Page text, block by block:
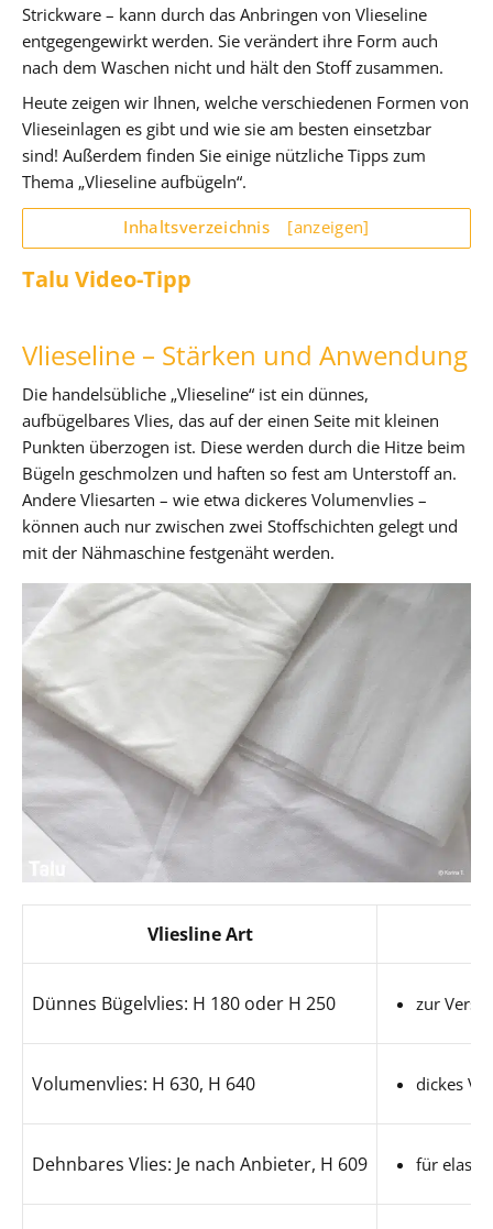
Strickware – kann durch das Anbringen von Vlieseline
entgegengewirkt werden. Sie verändert ihre Form auch
nach dem Waschen nicht und hält den Stoff zusammen.
Heute zeigen wir Ihnen, welche verschiedenen Formen von
Vlieseinlagen es gibt und wie sie am besten einsetzbar
sind! Außerdem finden Sie einige nützliche Tipps zum
Thema „Vlieseline aufbügeln“.
Inhaltsverzeichnis [anzeigen]
Talu Video-Tipp
Vlieseline – Stärken und Anwendung
Die handelsübliche „Vlieseline“ ist ein dünnes,
aufbügelbares Vlies, das auf der einen Seite mit kleinen
Punkten überzogen ist. Diese werden durch die Hitze beim
Bügeln geschmolzen und haften so fest am Unterstoff an.
Andere Vliesarten – wie etwa dickeres Volumenvlies –
können auch nur zwischen zwei Stoffschichten gelegt und
mit der Nähmaschine festgenäht werden.
Vliesline Art
Dünnes Bügelvlies: H 180 oder H 250 zur
Volumenvlies: H 630, H 640 dickes
Dehnbares Vlies: Je nach Anbieter, H 609 für